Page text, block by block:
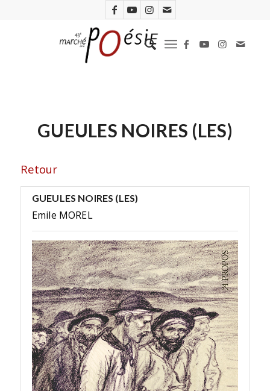
GUEULES NOIRES (LES)
Retour
GUEULES NOIRES (LES)
Emile MOREL